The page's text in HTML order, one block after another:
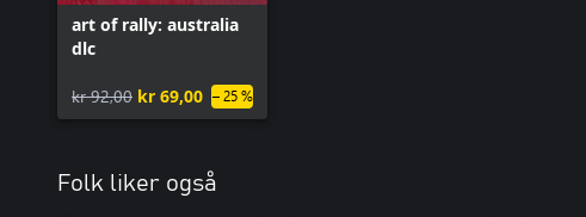
art of rally: australia
dlc
kr 92,00 kr 69,00 – 25 %
Folk liker også